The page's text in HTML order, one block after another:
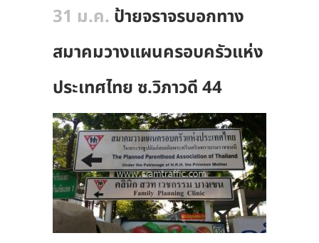
31 ม.ค. ป้ายจราจรบอกทาง
สมาคมวางแผนครอบครัวแห่ง
ประเทศไทย ซ.วิภาวดี 44